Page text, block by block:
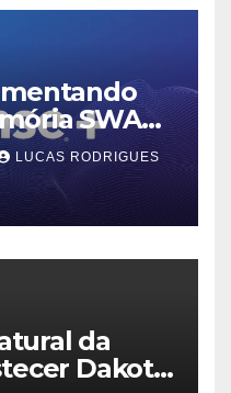
SWAP
LUCAS RODRIGUES
da
Dakota